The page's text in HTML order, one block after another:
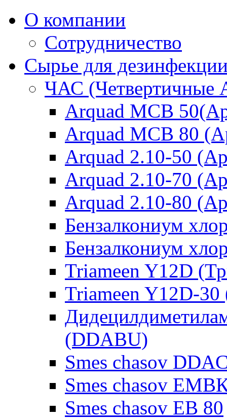
О компании
Сотрудничество
Сырье для
ЧАС (Четвертичные
Arquad MCB
Arquad MCB 80
Arquad 2.10-50
Arquad 2.10-70
Arquad 2.10-80
Бензалкониум
Бензалкониум
Triameen Y12D
Triameen Y12D-
(DDABU)
Smes chasov
Smes chasov
Smes chasov ЕВ 80